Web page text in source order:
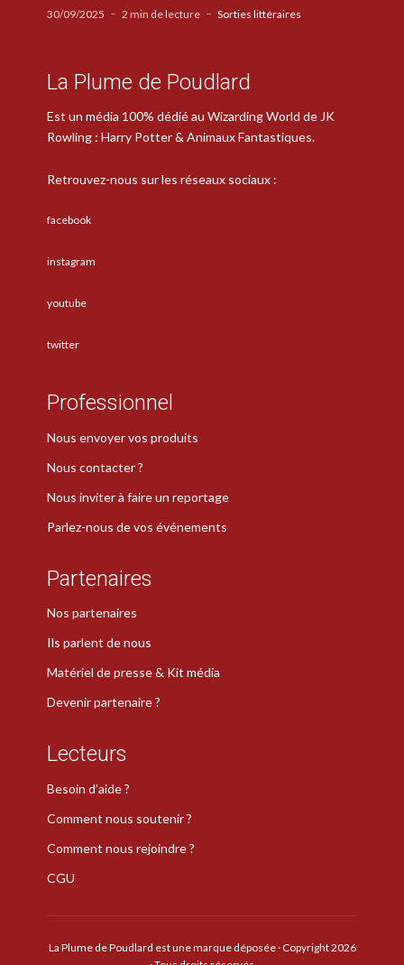
30/09/2025 2 min de lecture Sorties littéraires
La Plume de Poudlard
Est un média 100% dédié au Wizarding World de JK
Rowling : Harry Potter & Animaux Fantastiques.
Retrouvez-nous sur les réseaux sociaux :
facebook
instagram
youtube
twitter
Professionnel
Nous envoyer vos produits
Nous contacter ?
Nous inviter à faire un reportage
Parlez-nous de vos événements
Partenaires
Nos partenaires
Ils parlent de nous
Matériel de presse & Kit média
Devenir partenaire ?
Lecteurs
Besoin d’aide ?
Comment nous soutenir ?
Comment nous rejoindre ?
CGU
La Plume de Poudlard est une marque déposée · Copyright 2026